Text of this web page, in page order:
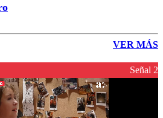
VER MÁS
Señal 2